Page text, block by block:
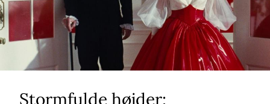
Stormfulde højder: